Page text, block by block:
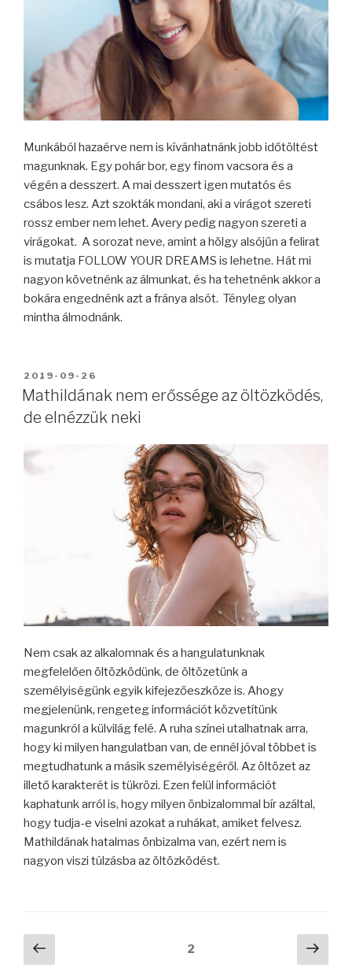
Munkából hazaérve nem is kívánhatnánk jobb időtöltést
magunknak. Egy pohár bor, egy finom vacsora és a
végén a desszert. A mai desszert igen mutatós és
csábos lesz. Azt szokták mondani, aki a virágot szereti
rossz ember nem lehet. Avery pedig nagyon szereti a
virágokat. A sorozat neve, amint a hölgy alsójűn a felirat
is mutatja FOLLOW YOUR DREAMS is lehetne. Hát mi
nagyon követnénk az álmunkat, és ha tehetnénk akkor a
bokára engednénk azt a fránya alsót. Tényleg olyan
mintha álmodnánk.
BEKÜLDVE:
2019-09-26
Mathildának nem erőssége az öltözködés,
de elnézzük neki
Nem csak az alkalomnak és a hangulatunknak
megfelelően öltözködünk, de öltözetünk a
személyiségünk egyik kifejezőeszköze is. Ahogy
megjelenünk, rengeteg információt közvetítünk
magunkról a külvilág felé. A ruha színei utalhatnak arra,
hogy ki milyen hangulatban van, de ennél jóval többet is
megtudhatunk a másik személyiségéről. Az öltözet az
illető karakterét is tükrözi. Ezen felül információt
kaphatunk arról is, hogy milyen önbizalommal bír azáltal,
hogy tudja-e viselni azokat a ruhákat, amiket felvesz.
Mathildának hatalmas önbizalma van, ezért nem is
nagyon viszi túlzásba az öltözködést.
Bejegyzések
lapozása
Előző
oldal
2
oldal